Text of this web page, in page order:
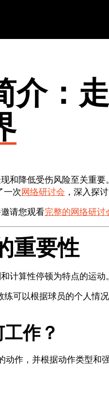
：走
和降低受伤风险至关重
一次 网络研讨会 ，深入探
请您观看完整的网络研讨
重要性
计算性停顿为特点的运动
可以根据球员的个人情
作？
动作，并根据动作类型和